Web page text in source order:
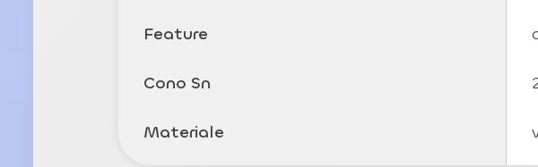
Feature
Cono Sn
Materiale